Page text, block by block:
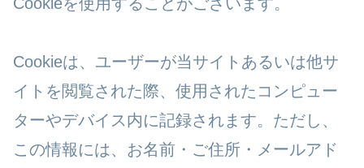
Cookieは、ユーザーが当サイトあるいは他サ
イトを閲覧された際、使用されたコンピュー
ターやデバイス内に記録されます。ただし、
この情報には、お名前・ご住所・メールアド